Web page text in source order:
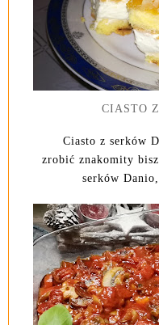
CIASTO
Ciasto z serków
zrobić znakomity
serków